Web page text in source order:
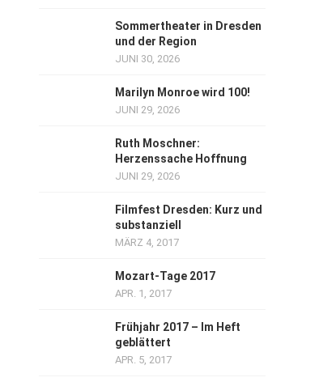
Sommertheater in Dresden
und der Region
JUNI 30, 2026
Marilyn Monroe wird 100!
JUNI 29, 2026
Ruth Moschner:
Herzenssache Hoffnung
JUNI 29, 2026
Filmfest Dresden: Kurz und
substanziell
MÄRZ 4, 2017
Mozart-Tage 2017
APR. 1, 2017
Frühjahr 2017 – Im Heft
geblättert
APR. 5, 2017